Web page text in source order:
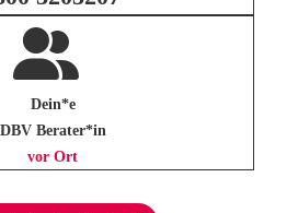
Dein*e
DBV Berater*in
vor Ort